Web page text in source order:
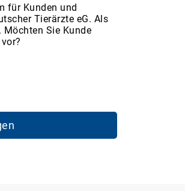
für Kunden und
Tierärzte eG. Als
Sie Kunde